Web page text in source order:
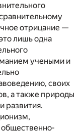
отрицание —
лишь одна
учеными и
своих
а также природы
развития.